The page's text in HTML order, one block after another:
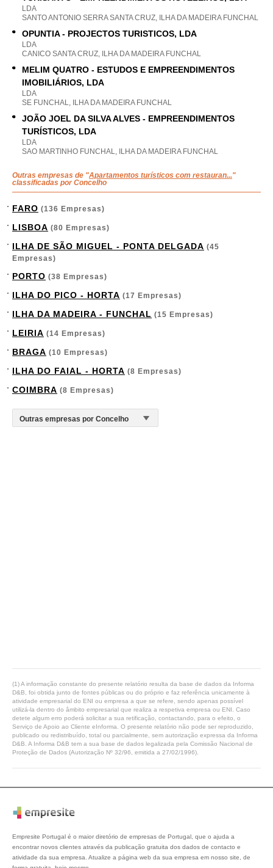
LDA
SANTO ANTONIO SERRA SANTA CRUZ, ILHA DA MADEIRA FUNCHAL
OPUNTIA - PROJECTOS TURISTICOS, LDA
LDA
CANICO SANTA CRUZ, ILHA DA MADEIRA FUNCHAL
MELIM QUATRO - ESTUDOS E EMPREENDIMENTOS
IMOBILIÁRIOS, LDA
LDA
SE FUNCHAL, ILHA DA MADEIRA FUNCHAL
JOÃO JOEL DA SILVA ALVES - EMPREENDIMENTOS
TURÍSTICOS, LDA
LDA
SAO MARTINHO FUNCHAL, ILHA DA MADEIRA FUNCHAL
Outras empresas de "Apartamentos turísticos com restauran..."
classificadas por Concelho
FARO (136 Empresas)
LISBOA (80 Empresas)
ILHA DE SÃO MIGUEL - PONTA DELGADA (45
Empresas)
PORTO (38 Empresas)
ILHA DO PICO - HORTA (17 Empresas)
ILHA DA MADEIRA - FUNCHAL (15 Empresas)
LEIRIA (14 Empresas)
BRAGA (10 Empresas)
ILHA DO FAIAL - HORTA (8 Empresas)
COIMBRA (8 Empresas)
(1) A informação constante do presente relatório resulta da base de dados da Informa
D&B, foi obtida junto de fontes públicas ou do próprio e faz referência unicamente à
atividade empresarial do ENI ou empresa a que se refere, sendo apenas possível
utilizá-la dentro do âmbito empresarial que realiza a respetiva empresa ou ENI. Caso
detete algum erro poderá solicitar a sua retificação, contactando, para o efeito, o
Serviço de Apoio ao Cliente eInforma. O presente relatório não pode ser reproduzido,
publicado ou redistribuído, total ou parcialmente, sem autorização expressa da Informa
D&B. A Informa D&B tem a sua base de dados legalizada pela Comissão Nacional de
Proteção de Dados (Autorização Nº 32/96, emitida a 27/02/1996).
Empresite Portugal é o maior diretório de empresas de Portugal, que o ajuda a
encontrar novos clientes através da publicação gratuita dos dados de contacto e
atividade da sua empresa. Atualize a página web da sua empresa em nosso site, de